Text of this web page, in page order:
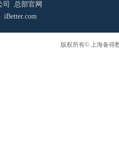
司 总部官网
iBetter.com
版权所有© 上海备得